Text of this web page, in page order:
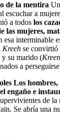
de la mentira
escuchar a
a todos los
las mujeres,
esa interminable
Kreeh se convirtió
y su marido (Kreen
a
Los
engaño e
de
Se abría una